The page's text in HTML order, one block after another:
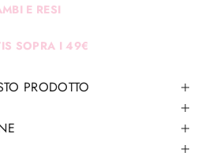
E RESI
SOPRA I 49€
PRODOTTO